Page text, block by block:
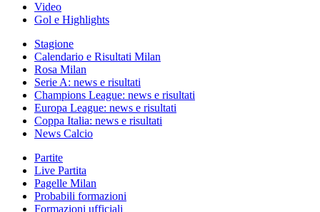
Video
Gol e Highlights
Stagione
Calendario e Risultati Milan
Rosa Milan
Serie A: news e risultati
Champions League: news e risultati
Europa League: news e risultati
Coppa Italia: news e risultati
News Calcio
Partite
Live Partita
Pagelle Milan
Probabili formazioni
Formazioni ufficiali